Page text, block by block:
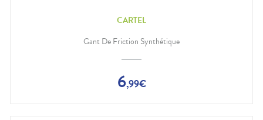
CARTEL
Gant De Friction Synthétique
6,99€